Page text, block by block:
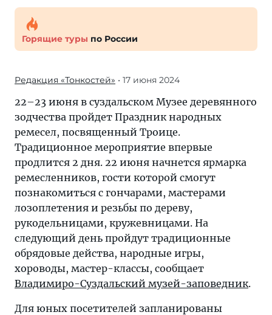
Горящие туры по России
Редакция «Тонкостей» • 17 июня 2024
22–23 июня в суздальском Музее деревянного
зодчества пройдет Праздник народных
ремесел, посвященный Троице.
Традиционное мероприятие впервые
продлится 2 дня. 22 июня начнется ярмарка
ремесленников, гости которой смогут
познакомиться с гончарами, мастерами
лозоплетения и резьбы по дереву,
рукодельницами, кружевницами. На
следующий день пройдут традиционные
обрядовые действа, народные игры,
хороводы, мастер-классы, сообщает
Владимиро-Суздальский музей-заповедник.
Для юных посетителей запланированы